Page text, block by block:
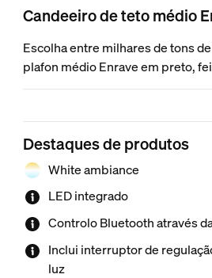
Candeeiro de teto médio
Escolha entre milhares de tons
plafon médio Enrave em preto,
grandes, como o quarto. Projete
para dar um toque especial.
Destaques de produtos
White ambiance
LED integrado
Controlo Bluetooth através
Inclui interruptor de
luz